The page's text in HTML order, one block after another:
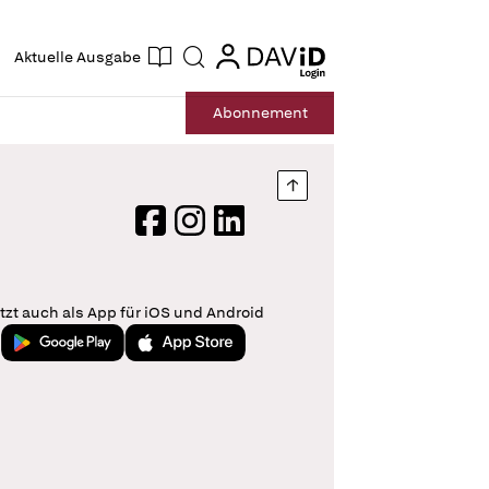
Aktuelle Ausgabe Suche login
login
Abonnement
Nach oben springen
FacebookInstagram
LinkedIn
auch als App für iOS und Android
Jetzt bei Google PlayLaden im App Store